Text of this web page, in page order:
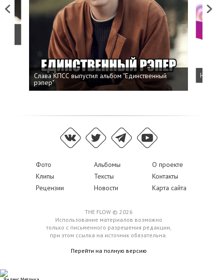
Previous
Слава КПСС выпустил альбом "Единственный
рэпер"
Next
Фото Альбомы
О проекте
Клипы
Тексты
Контакты
Рецензии
Новости Карта сайта
THE FLOW © 2026
Использование материалов возможно
только с письменного разрешения редакции,
при этом ссылка на источник обязательна.
Перейти на полную версию